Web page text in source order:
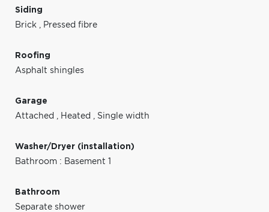
Siding
Brick , Pressed fibre
Roofing
Asphalt shingles
Garage
Attached , Heated , Single width
Washer/Dryer (installation)
Bathroom : Basement 1
Bathroom
Separate shower